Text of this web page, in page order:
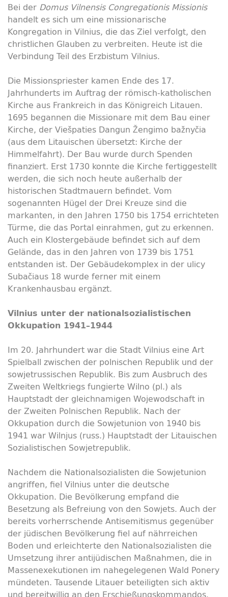
Bei der Domus Vilnensis Congregationis Missionis
handelt es sich um eine missionarische
Kongregation in Vilnius, die das Ziel verfolgt, den
christlichen Glauben zu verbreiten. Heute ist die
Verbindung Teil des Erzbistum Vilnius.
Die Missionspriester kamen Ende des 17.
Jahrhunderts im Auftrag der römisch-katholischen
Kirche aus Frankreich in das Königreich Litauen.
1695 begannen die Missionare mit dem Bau einer
Kirche, der Viešpaties Dangun Žengimo bažnyčia
(aus dem Litauischen übersetzt: Kirche der
Himmelfahrt). Der Bau wurde durch Spenden
finanziert. Erst 1730 konnte die Kirche fertiggestellt
werden, die sich noch heute außerhalb der
historischen Stadtmauern befindet. Vom
sogenannten Hügel der Drei Kreuze sind die
markanten, in den Jahren 1750 bis 1754 errichteten
Türme, die das Portal einrahmen, gut zu erkennen.
Auch ein Klostergebäude befindet sich auf dem
Gelände, das in den Jahren von 1739 bis 1751
entstanden ist. Der Gebäudekomplex in der ulicy
Subačiaus 18 wurde ferner mit einem
Krankenhausbau ergänzt.
Vilnius unter der nationalsozialistischen
Okkupation 1941–1944
Im 20. Jahrhundert war die Stadt Vilnius eine Art
Spielball zwischen der polnischen Republik und der
sowjetrussischen Republik. Bis zum Ausbruch des
Zweiten Weltkriegs fungierte Wilno (pl.) als
Hauptstadt der gleichnamigen Wojewodschaft in
der Zweiten Polnischen Republik. Nach der
Okkupation durch die Sowjetunion von 1940 bis
1941 war Wilnjus (russ.) Hauptstadt der Litauischen
Sozialistischen Sowjetrepublik.
Nachdem die Nationalsozialisten die Sowjetunion
angriffen, fiel Vilnius unter die deutsche
Okkupation. Die Bevölkerung empfand die
Besetzung als Befreiung von den Sowjets. Auch der
bereits vorherrschende Antisemitismus gegenüber
der jüdischen Bevölkerung fiel auf nährreichen
Boden und erleichterte den Nationalsozialisten die
Umsetzung ihrer antijüdischen Maßnahmen, die in
Massenexekutionen im nahegelegenen Wald Ponery
mündeten. Tausende Litauer beteiligten sich aktiv